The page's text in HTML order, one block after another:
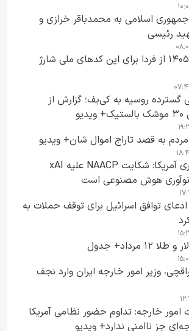
جمهوری اسلامی به محمدباقر خرازی و
رئیسی
کالابرگ مرداد ۱۴۰۵ از فردا برای این کدهای ملی شارژ
روسیه به کی‌یف؛ گزارش از
به قصد تاراج اموال شان+ ویدیو
وزارت دادگستری آمریکا: شکایت NAACP علیه xAI
نوآوری هوش مصنوعی است
توافق اسرائیل برای توقف حملات به
مرداد+ جدول
وزیر امور خارجه ایران وارد نجف
امور خارجه: تداوم حضور نظامی آمریکا
جز ناامنی ندارد+ ویدیو